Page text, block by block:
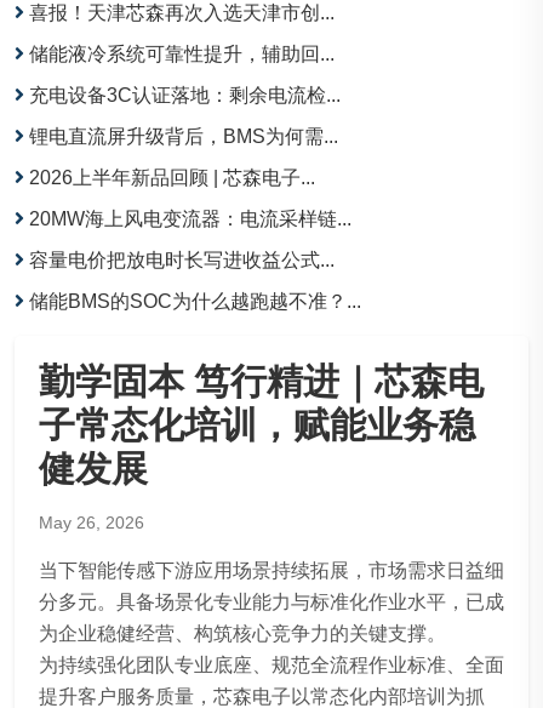
喜报！天津芯森再次入选天津市创...
储能液冷系统可靠性提升，辅助回...
充电设备3C认证落地：剩余电流检...
锂电直流屏升级背后，BMS为何需...
2026上半年新品回顾 | 芯森电子...
20MW海上风电变流器：电流采样链...
容量电价把放电时长写进收益公式...
储能BMS的SOC为什么越跑越不准？...
勤学固本 笃行精进｜芯森电
子常态化培训，赋能业务稳
健发展
May 26, 2026
当下智能传感下游应用场景持续拓展，市场需求日益细
分多元。具备场景化专业能力与标准化作业水平，已成
为企业稳健经营、构筑核心竞争力的关键支撑。
为持续强化团队专业底座、规范全流程作业标准、全面
提升客户服务质量，芯森电子以常态化内部培训为抓